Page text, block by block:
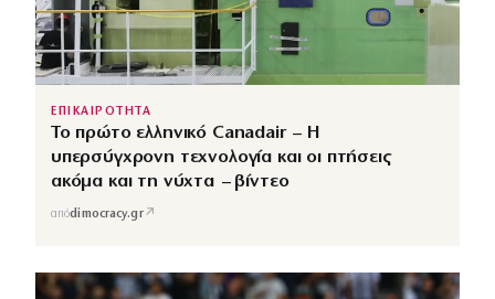
ΕΠΙΚΑΙΡΟΤΗΤΑ
Το πρώτο ελληνικό Canadair – Η
υπερσύγχρονη τεχνολογία και οι πτήσεις
ακόμα και τη νύχτα – βίντεο
απόdimocracy.gr↗